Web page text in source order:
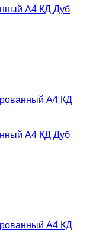
А4 КД Дуб
А4 КД Дуб